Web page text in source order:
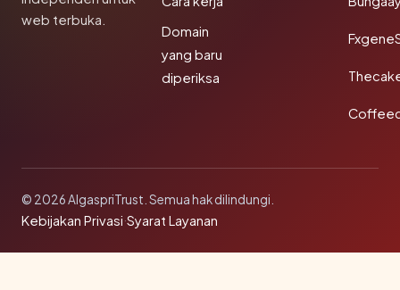
web terbuka.
Domain
yang baru
diperiksa
© 2026 AlgaspriTrust. Semua hak dilindungi.
Kebijakan Privasi·Syarat Layanan